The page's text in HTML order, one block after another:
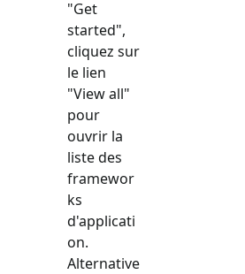
"Get
started",
cliquez sur
le lien
"View all"
pour
ouvrir la
liste des
framewor
ks
d'applicati
on.
Alternative